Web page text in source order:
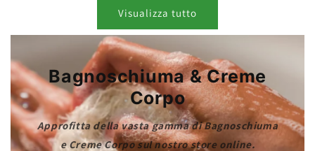
Visualizza tutto
Bagnoschiuma & Creme
Corpo
Approfitta della vasta gamma di Bagnoschiuma
e Creme Corpo sul nostro store online.